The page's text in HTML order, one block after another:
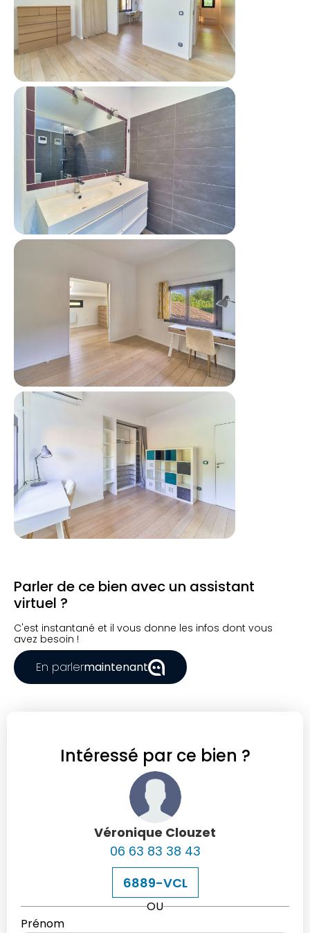
Parler de ce bien avec un assistant
virtuel ?
C'est instantané et il vous donne les infos dont vous
avez besoin !
En parlermaintenant
Intéressé par ce bien ?
Véronique Clouzet
06 63 83 38 43
6889-VCL
OU
Prénom